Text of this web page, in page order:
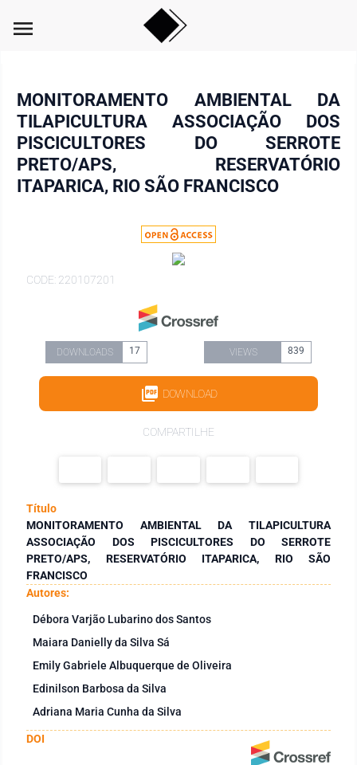
menu
MONITORAMENTO AMBIENTAL DA
TILAPICULTURA ASSOCIAÇÃO DOS
PISCICULTORES DO SERROTE
PRETO/APS, RESERVATÓRIO
ITAPARICA, RIO SÃO FRANCISCO
CODE: 220107201
DOWNLOADS 17 VIEWS 839
DOWNLOAD
COMPARTILHE
Título
MONITORAMENTO AMBIENTAL DA TILAPICULTURA
ASSOCIAÇÃO DOS PISCICULTORES DO SERROTE
PRETO/APS, RESERVATÓRIO ITAPARICA, RIO SÃO
FRANCISCO
Autores:
Débora Varjão Lubarino dos Santos
Maiara Danielly da Silva Sá
Emily Gabriele Albuquerque de Oliveira
Edinilson Barbosa da Silva
Adriana Maria Cunha da Silva
DOI